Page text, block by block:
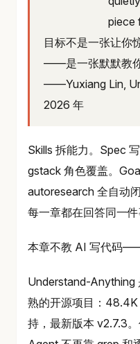
piece
目标不是一张让你
——是一张默默教你
——Yuxiang Lin,
2026 年
Skills 拆能力。Spec
gstack 角色覆盖。
autoresearch 全自动
每一章都在回答同一
本章不教 AI 写代码
Understand-Anything
熟的开源项目：
持，最新版本 v2.7.3